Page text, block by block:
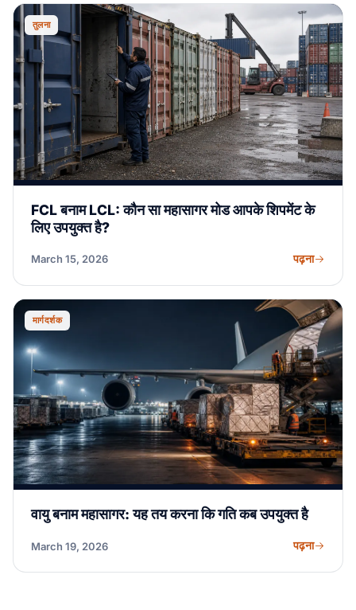
तुलना
FCL बनाम LCL: कौन सा महासागर मोड आपके शिपमेंट के
लिए उपयुक्त है?
March 15, 2026 पढ़ना
मार्गदर्शक
वायु बनाम महासागर: यह तय करना कि गति कब उपयुक्त है
March 19, 2026 पढ़ना